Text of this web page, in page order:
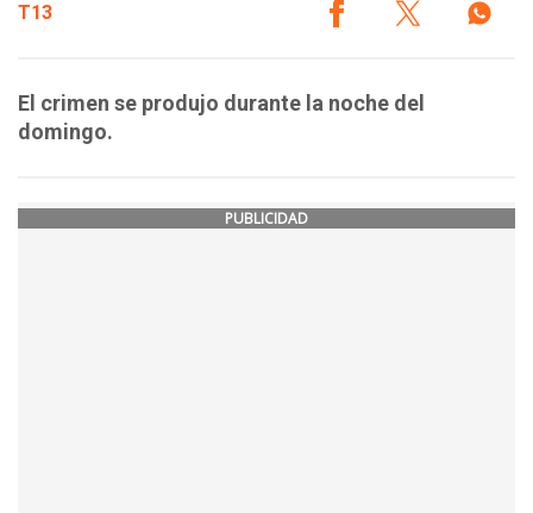
T13
El crimen se produjo durante la noche del
domingo.
PUBLICIDAD